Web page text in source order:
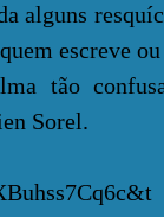
alguns
escreve
tão
Sorel.